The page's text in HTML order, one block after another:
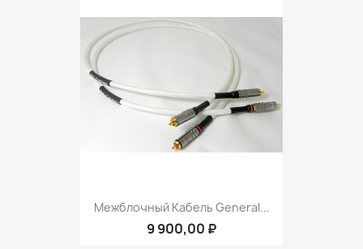
Межблочный Кабель General...
9 900,00 ₽